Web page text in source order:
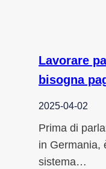
Lavorare
bisogna
2025-04-02
Prima di
in Germania,
sistema…